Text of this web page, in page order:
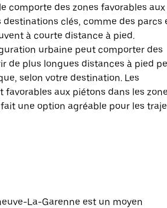
comporte des zones favorables aux
clés, comme des parcs
à courte distance à pied.
urbaine peut comporter des
de plus longues distances à pied
selon votre destination. Les
favorables aux piétons dans les
une option agréable pour les
La-Garenne est un moyen